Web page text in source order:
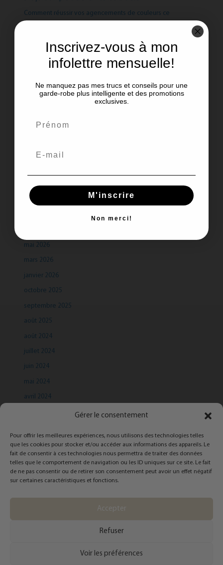
Gérer le consentement
Pour offrir les meilleures expériences, nous utilisons des technologies telles
que les cookies pour stocker et/ou accéder aux informations des appareils. Le
fait de consentir à ces technologies nous permettra de traiter des données
telles que le comportement de navigation ou les ID uniques sur ce site. Le fait
de ne pas consentir ou de retirer son consentement peut avoir un effet négatif
sur certaines caractéristiques et fonctions.
Accepter
Refuser
Voir les préférences
Comment réussir vos agencements de couleurs ce
Le pouvoir des couleurs !
Manteaux de printemps: Les tendances et les intemporels
Aucun commentaire à afficher.
mai 2026
mars 2026
janvier 2026
octobre 2025
septembre 2025
août 2025
août 2024
juillet 2024
juin 2024
mai 2024
avril 2024
Categories
WordPress Astra
Inscrivez-vous à mon
infolettre mensuelle!
Ne manquez pas mes trucs et conseils pour une
garde-robe plus intelligente et des promotions
exclusives.
M'inscrire
Non merci!